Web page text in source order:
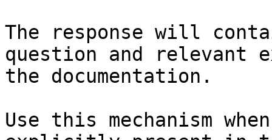
The response will
question and relevant
the documentation.
Use this mechanism